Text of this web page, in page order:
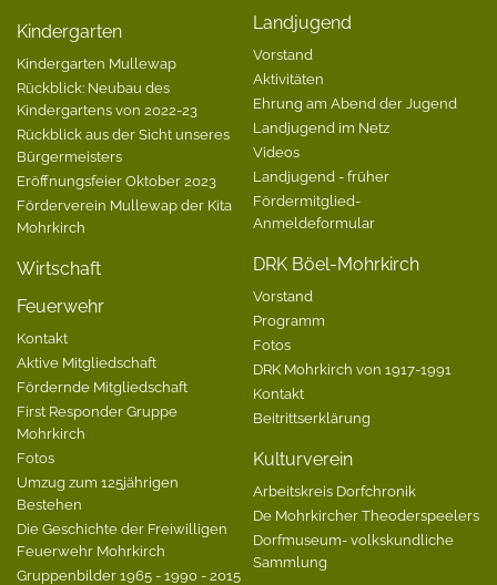
Kindergarten
Kindergarten Mullewap
Rückblick: Neubau des
Kindergartens von 2022-23
Rückblick aus der Sicht unseres
Bürgermeisters
Eröffnungsfeier Oktober 2023
Förderverein Mullewap der Kita
Mohrkirch
Wirtschaft
Feuerwehr
Kontakt
Aktive Mitgliedschaft
Fördernde Mitgliedschaft
First Responder Gruppe
Mohrkirch
Fotos
Umzug zum 125jährigen
Bestehen
Die Geschichte der Freiwilligen
Feuerwehr Mohrkirch
Gruppenbilder 1965 - 1990 - 2015
Landjugend
Vorstand
Aktivitäten
Ehrung am Abend der Jugend
Landjugend im Netz
Videos
Landjugend - früher
Fördermitglied-
Anmeldeformular
DRK Böel-Mohrkirch
Vorstand
Programm
Fotos
DRK Mohrkirch von 1917-1991
Kontakt
Beitrittserklärung
Kulturverein
Arbeitskreis Dorfchronik
De Mohrkircher Theoderspeelers
Dorfmuseum- volkskundliche
Sammlung